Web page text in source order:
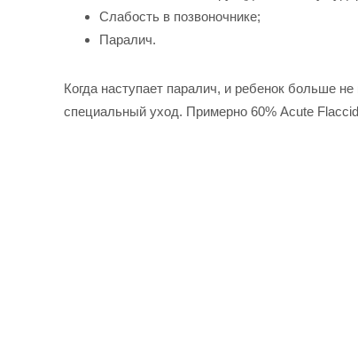
Слабость в позвоночнике;
Паралич.
Когда наступает паралич, и ребенок больше
специальный уход. Примерно 60% Acute